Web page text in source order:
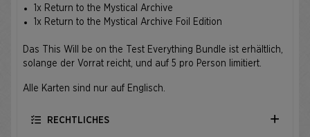
1x Return to the Mystical Archive
1x Return to the Mystical Archive Foil Edition
Das This Will be on the Test Everything Bundle ist erhältlich,
solange der Vorrat reicht, und auf 5 pro Person limitiert.
Alle Karten sind nur auf Englisch.
RECHTLICHES